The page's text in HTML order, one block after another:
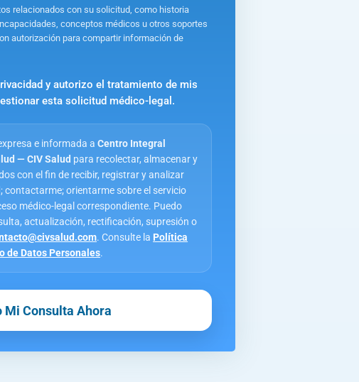
relacionados con su solicitud, como historia
conceptos médicos u otros soportes
autorización para compartir información de
y autorizo el tratamiento de mis
esta solicitud médico-legal.
e informada aCentro Integral
— CIV Salud para recolectar, almacenar y
con el fin de recibir, registrar y analizar
contactarme; orientarme sobre el servicio
médico-legal correspondiente. Puedo
actualización, rectificación, supresión o
. Consulte la Política
de Datos Personales.